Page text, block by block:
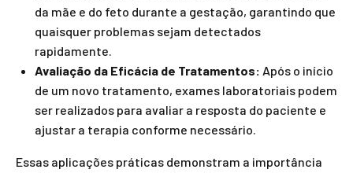
da mãe e do feto durante a gestação, garantindo que
quaisquer problemas sejam detectados
rapidamente.
Avaliação da Eficácia de Tratamentos: Após o início
de um novo tratamento, exames laboratoriais podem
ser realizados para avaliar a resposta do paciente e
ajustar a terapia conforme necessário.
Essas aplicações práticas demonstram a importância